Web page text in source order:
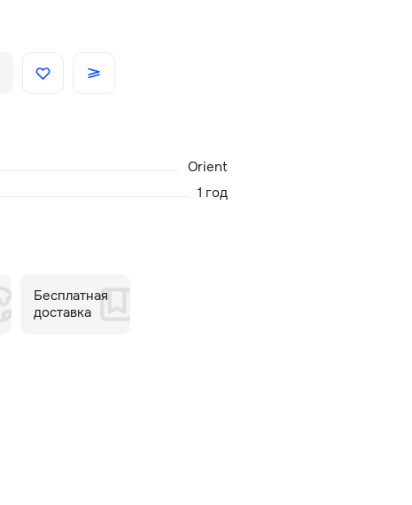
Orient
1 год
Бесплатная
доставка
Блог